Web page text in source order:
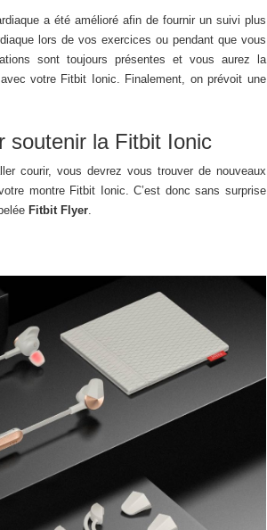
a été amélioré afin de fournir un suivi plus
lors de vos exercices ou pendant que vous
sont toujours présentes et vous aurez la
votre Fitbit Ionic. Finalement, on prévoit une
soutenir la Fitbit Ionic
courir, vous devrez vous trouver de nouveaux
montre Fitbit Ionic. C’est donc sans surprise
Fitbit Flyer.